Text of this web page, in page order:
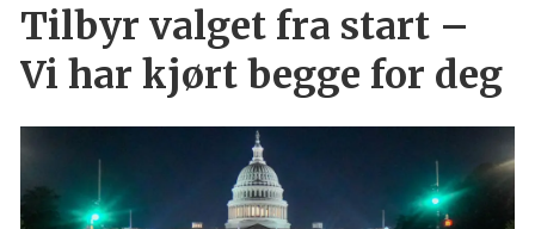
Tilbyr valget fra start –
Vi har kjørt begge for deg